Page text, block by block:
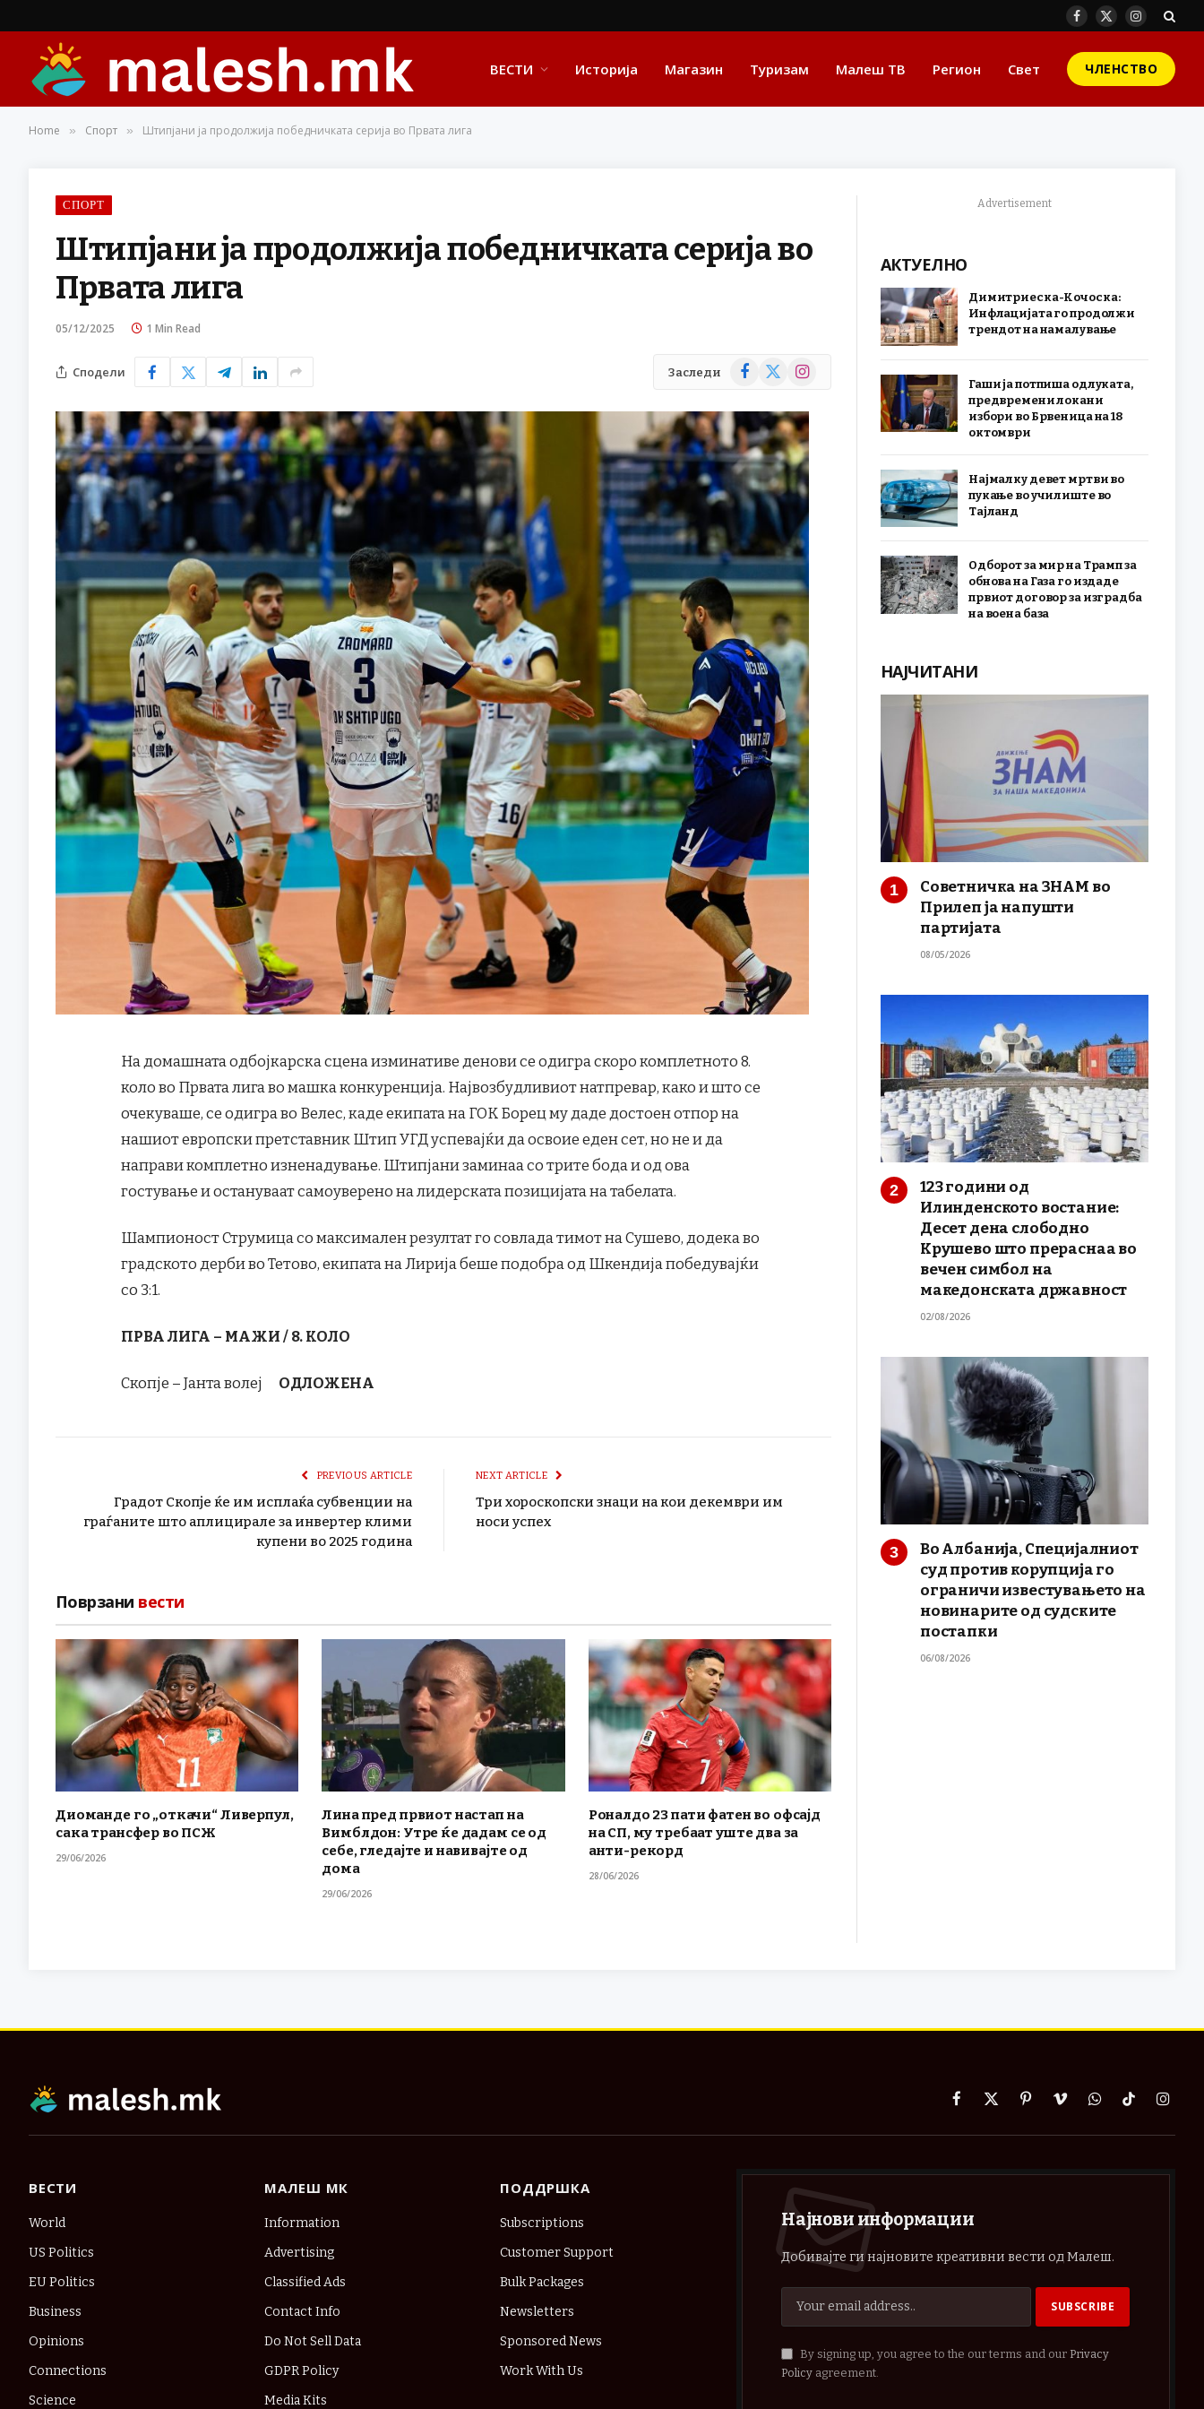
Facebook
X
Instagram
ВЕСТИ Историја Магазин Туризам Малеш ТВ Регион Свет ЧЛЕНСТВО
Home » Спорт » Штипјани ја продолжија победничката серија во Првата лига
СПОРТ
Штипјани ја продолжија победничката серија во
Првата лига
05/12/2025 1 Min Read
Сподели Заследи Facebook
X
Instagram
На домашната одбојкарска сцена изминативе денови се одигра скоро комплетното 8.
коло во Првата лига во машка конкуренција. Највозбудливиот натпревар, како и што се
очекуваше, се одигра во Велес, каде екипата на ГОК Борец му даде достоен отпор на
нашиот европски претставник Штип УГД успевајќи да освоие еден сет, но не и да
направи комплетно изненадување. Штипјани заминаа со трите бода и од ова
гостување и остануваат самоуверено на лидерската позицијата на табелата.
Шампионост Струмица со максимален резултат го совлада тимот на Сушево, додека во
градското дерби во Тетово, екипата на Лирија беше подобра од Шкендија победувајќи
со 3:1.
ПРВА ЛИГА – МАЖИ / 8. КОЛО
Скопје – Јанта волеј ОДЛОЖЕНА
PREVIOUS ARTICLE
Градот Скопје ќе им исплаќа субвенции на
граѓаните што аплицирале за инвертер клими
купени во 2025 година
NEXT ARTICLE
Три хороскопски знаци на кои декември им
носи успех
Поврзани вести
Диоманде го „откачи“ Ливерпул,
сака трансфер во ПСЖ
29/06/2026
Лина пред првиот настап на
Вимблдон: Утре ќе дадам се од
себе, гледајте и навивајте од
дома
29/06/2026
Роналдо 23 пати фатен во офсајд
на СП, му требаат уште два за
анти-рекорд
28/06/2026
Advertisement
АКТУЕЛНО
Димитриеска-Кочоска:
Инфлацијата го продолжи
трендот на намалување
Гаши ја потпиша одлуката,
предвремени локани
избори во Брвеница на 18
октомври
Најмалку девет мртви во
пукање во училиште во
Тајланд
Одборот за мир на Трамп за
обнова на Газа го издаде
првиот договор за изградба
на воена база
НАЈЧИТАНИ
Советничка на ЗНАМ во
Прилеп ја напушти
партијата
08/05/2026
123 години од
Илинденското востание:
Десет дена слободно
Крушево што прераснаа во
вечен симбол на
македонската државност
02/08/2026
Во Албанија, Специјалниот
суд против корупција го
ограничи известувањето на
новинарите од судските
постапки
06/08/2026
Facebook
X
PinterestVimeoWhatsApp
TikTok
ВЕСТИ
World
US Politics
EU Politics
Business
Opinions
Connections
Science
МАЛЕШ МК
Information
Advertising
Classified Ads
Contact Info
Do Not Sell Data
GDPR Policy
Media Kits
ПОДДРШКА
Subscriptions
Customer Support
Bulk Packages
Newsletters
Sponsored News
Work With Us
Најнови информации
Добивајте ги најновите креативни вести од Малеш.
By signing up, you agree to the our terms and our Privacy
Policy agreement.